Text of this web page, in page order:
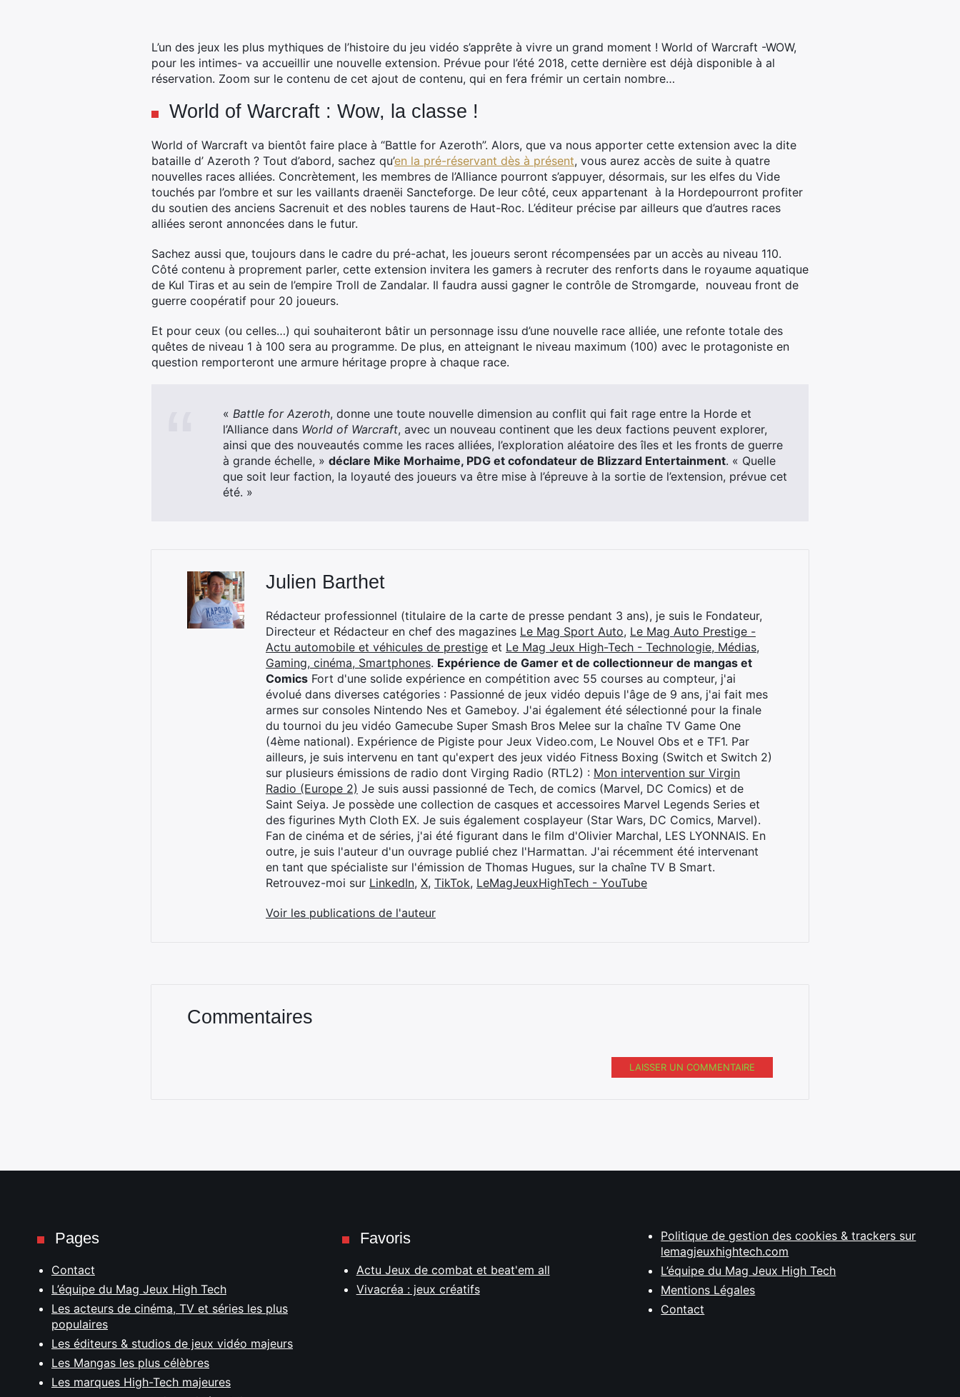
L’un des jeux les plus mythiques de l’histoire du jeu vidéo s’apprête à vivre un grand moment ! World of Warcraft -WOW,
pour les intimes- va accueillir une nouvelle extension. Prévue pour l’été 2018, cette dernière est déjà disponible à al
réservation. Zoom sur le contenu de cet ajout de contenu, qui en fera frémir un certain nombre…
World of Warcraft : Wow, la classe !
World of Warcraft va bientôt faire place à “Battle for Azeroth”. Alors, que va nous apporter cette extension avec la dite
bataille d’ Azeroth ? Tout d’abord, sachez qu’en la pré-réservant dès à présent, vous aurez accès de suite à quatre
nouvelles races alliées. Concrètement, les membres de l’Alliance pourront s’appuyer, désormais, sur les elfes du Vide
touchés par l’ombre et sur les vaillants draenëi Sancteforge. De leur côté, ceux appartenant à la Hordepourront profiter
du soutien des anciens Sacrenuit et des nobles taurens de Haut-Roc. L’éditeur précise par ailleurs que d’autres races
alliées seront annoncées dans le futur.
Sachez aussi que, toujours dans le cadre du pré-achat, les joueurs seront récompensées par un accès au niveau 110.
Côté contenu à proprement parler, cette extension invitera les gamers à recruter des renforts dans le royaume aquatique
de Kul Tiras et au sein de l’empire Troll de Zandalar. Il faudra aussi gagner le contrôle de Stromgarde, nouveau front de
guerre coopératif pour 20 joueurs.
Et pour ceux (ou celles…) qui souhaiteront bâtir un personnage issu d’une nouvelle race alliée, une refonte totale des
quêtes de niveau 1 à 100 sera au programme. De plus, en atteignant le niveau maximum (100) avec le protagoniste en
question remporteront une armure héritage propre à chaque race.
« Battle for Azeroth, donne une toute nouvelle dimension au conflit qui fait rage entre la Horde et
l’Alliance dans World of Warcraft, avec un nouveau continent que les deux factions peuvent explorer,
ainsi que des nouveautés comme les races alliées, l’exploration aléatoire des îles et les fronts de guerre
à grande échelle, » déclare Mike Morhaime, PDG et cofondateur de Blizzard Entertainment. « Quelle
que soit leur faction, la loyauté des joueurs va être mise à l’épreuve à la sortie de l’extension, prévue cet
été. »
Julien Barthet
Rédacteur professionnel (titulaire de la carte de presse pendant 3 ans), je suis le Fondateur,
Directeur et Rédacteur en chef des magazines Le Mag Sport Auto, Le Mag Auto Prestige -
Actu automobile et véhicules de prestige et Le Mag Jeux High-Tech - Technologie, Médias,
Gaming, cinéma, Smartphones. Expérience de Gamer et de collectionneur de mangas et
Comics Fort d'une solide expérience en compétition avec 55 courses au compteur, j'ai
évolué dans diverses catégories : Passionné de jeux vidéo depuis l'âge de 9 ans, j'ai fait mes
armes sur consoles Nintendo Nes et Gameboy. J'ai également été sélectionné pour la finale
du tournoi du jeu vidéo Gamecube Super Smash Bros Melee sur la chaîne TV Game One
(4ème national). Expérience de Pigiste pour Jeux Video.com, Le Nouvel Obs et e TF1. Par
ailleurs, je suis intervenu en tant qu'expert des jeux vidéo Fitness Boxing (Switch et Switch 2)
sur plusieurs émissions de radio dont Virging Radio (RTL2) : Mon intervention sur Virgin
Radio (Europe 2) Je suis aussi passionné de Tech, de comics (Marvel, DC Comics) et de
Saint Seiya. Je possède une collection de casques et accessoires Marvel Legends Series et
des figurines Myth Cloth EX. Je suis également cosplayeur (Star Wars, DC Comics, Marvel).
Fan de cinéma et de séries, j'ai été figurant dans le film d'Olivier Marchal, LES LYONNAIS. En
outre, je suis l'auteur d'un ouvrage publié chez l'Harmattan. J'ai récemment été intervenant
en tant que spécialiste sur l'émission de Thomas Hugues, sur la chaîne TV B Smart.
Retrouvez-moi sur LinkedIn, X, TikTok, LeMagJeuxHighTech - YouTube
Voir les publications de l'auteur
Commentaires
LAISSER UN COMMENTAIRE
Pages
Contact
L’équipe du Mag Jeux High Tech
Les acteurs de cinéma, TV et séries les plus
populaires
Les éditeurs & studios de jeux vidéo majeurs
Les Mangas les plus célèbres
Les marques High-Tech majeures
Favoris
Actu Jeux de combat et beat'em all
Vivacréa : jeux créatifs
Politique de gestion des cookies & trackers sur
lemagjeuxhightech.com
L’équipe du Mag Jeux High Tech
Mentions Légales
Contact